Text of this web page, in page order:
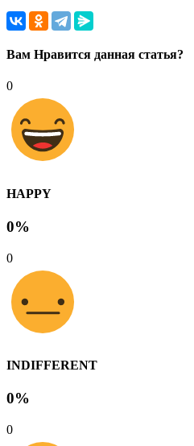
Вам Нравится данная статья?
0
HAPPY
0%
0
INDIFFERENT
0%
0